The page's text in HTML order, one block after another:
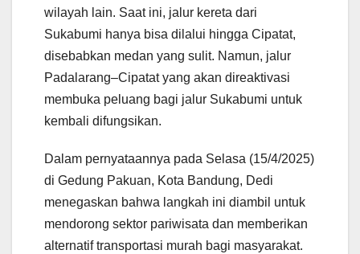
wilayah lain. Saat ini, jalur kereta dari
Sukabumi hanya bisa dilalui hingga Cipatat,
disebabkan medan yang sulit. Namun, jalur
Padalarang–Cipatat yang akan direaktivasi
membuka peluang bagi jalur Sukabumi untuk
kembali difungsikan.
Dalam pernyataannya pada Selasa (15/4/2025)
di Gedung Pakuan, Kota Bandung, Dedi
menegaskan bahwa langkah ini diambil untuk
mendorong sektor pariwisata dan memberikan
alternatif transportasi murah bagi masyarakat.